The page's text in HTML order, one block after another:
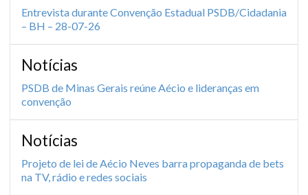
Entrevista durante Convenção Estadual PSDB/Cidadania
– BH – 28-07-26
Notícias
PSDB de Minas Gerais reúne Aécio e lideranças em
convenção
Notícias
Projeto de lei de Aécio Neves barra propaganda de bets
na TV, rádio e redes sociais